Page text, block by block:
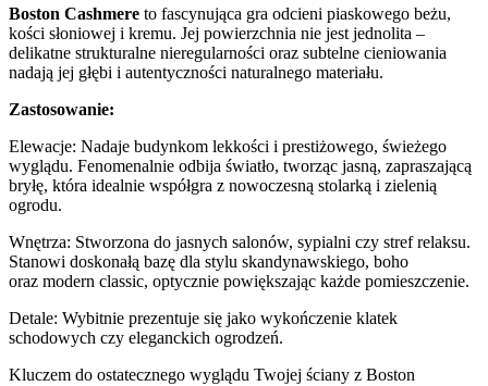
Boston Cashmere to fascynująca gra odcieni piaskowego beżu,
kości słoniowej i kremu. Jej powierzchnia nie jest jednolita –
delikatne strukturalne nieregularności oraz subtelne cieniowania
nadają jej głębi i autentyczności naturalnego materiału.
Zastosowanie:
Elewacje: Nadaje budynkom lekkości i prestiżowego, świeżego
wyglądu. Fenomenalnie odbija światło, tworząc jasną, zapraszającą
bryłę, która idealnie współgra z nowoczesną stolarką i zielenią
ogrodu.
Wnętrza: Stworzona do jasnych salonów, sypialni czy stref relaksu.
Stanowi doskonałą bazę dla stylu skandynawskiego, boho
oraz modern classic, optycznie powiększając każde pomieszczenie.
Detale: Wybitnie prezentuje się jako wykończenie klatek
schodowych czy eleganckich ogrodzeń.
Kluczem do ostatecznego wyglądu Twojej ściany z Boston